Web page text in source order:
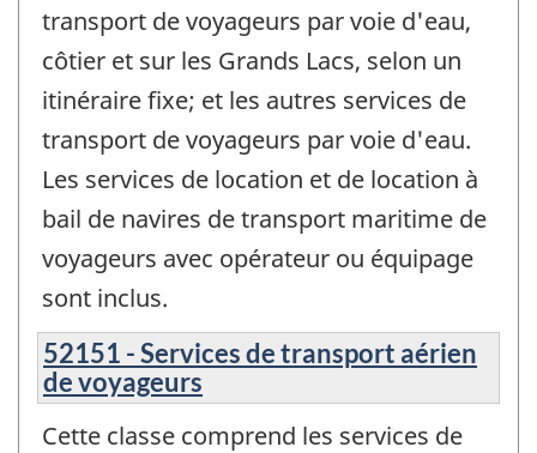
transport de voyageurs par voie d'eau,
côtier et sur les Grands Lacs, selon un
itinéraire fixe; et les autres services de
transport de voyageurs par voie d'eau.
Les services de location et de location à
bail de navires de transport maritime de
voyageurs avec opérateur ou équipage
sont inclus.
52151 - Services de transport aérien
de voyageurs
Cette classe comprend les services de